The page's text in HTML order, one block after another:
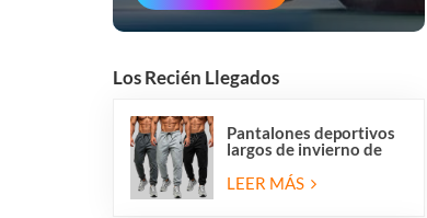
Los Recién Llegados
Pantalones deportivos
largos de invierno de
forro polar para hombre
de Overstock, corte
LEER MÁS